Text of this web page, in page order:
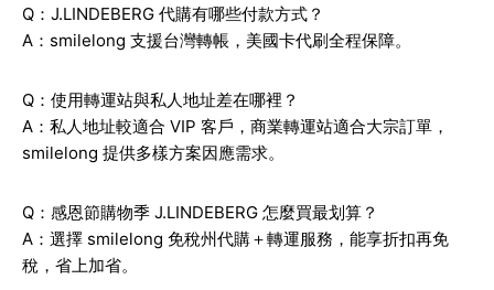
Q：J.LINDEBERG 代購有哪些付款方式？
A：smilelong 支援台灣轉帳，美國卡代刷全程保障。
Q：使用轉運站與私人地址差在哪裡？
A：私人地址較適合 VIP 客戶，商業轉運站適合大宗訂單，
smilelong 提供多樣方案因應需求。
Q：感恩節購物季 J.LINDEBERG 怎麼買最划算？
A：選擇 smilelong 免稅州代購＋轉運服務，能享折扣再免
稅，省上加省。